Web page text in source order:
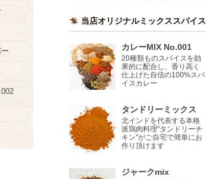
当店オリジナルミックススパイス
カレーMIX No.001
20種類ものスパイスを効
果的に配合し、香り高く
仕上げた自信の100%スパ
イスカレー
タンドリーミックス
北インドを代表する本格
派鶏肉料理"タンドリーチ
キン"がご自宅で簡単にお
作り頂けます
ジャークmix